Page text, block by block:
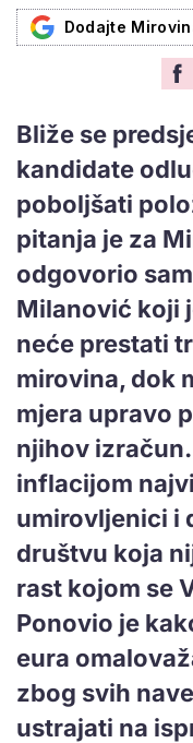
Dodajte
Bliže se
kandidate
poboljšati
pitanja je za
odgovorio
Milanović koji
neće prestati
mirovina, dok
mjera upravo
njihov izračun.
inflacijom
umirovljenici i
društvu koja
rast kojom se
Ponovio je
eura
zbog svih
ustrajati na